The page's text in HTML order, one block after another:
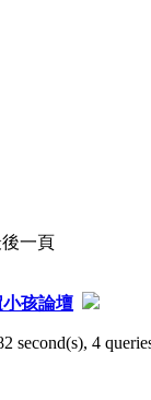
一頁
孩論壇
second(s), 4